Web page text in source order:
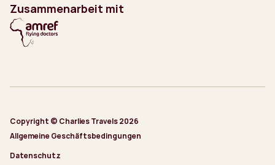
Zusammenarbeit mit
Copyright © Charlies Travels 2026
Allgemeine Geschäftsbedingungen
Datenschutz